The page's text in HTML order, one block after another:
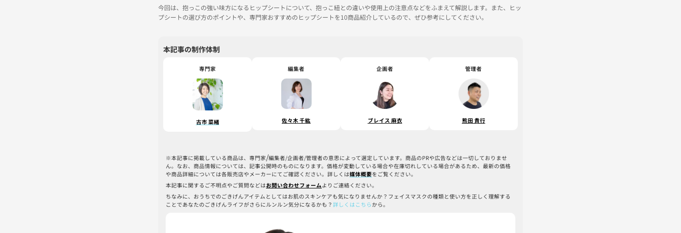
今回は、抱っこの強い味方になるヒップシートについて、抱っこ紐との違いや使用上の注意点などをふまえて解説します。また、ヒッ
プシートの選び方のポイントや、専門家おすすめのヒップシートを10商品紹介しているので、ぜひ参考にしてください。
本記事の制作体制
専門家
古市 菜緒
編集者
佐々木 千紘
企画者
ブレイス 麻衣
管理者
熊田 貴行
※本記事に掲載している商品は、専門家/編集者/企画者/管理者の意思によって選定しています。商品のPRや広告などは一切しておりませ
ん。なお、商品情報については、記事公開時のものになります。価格が変動している場合や在庫切れしている場合があるため、最新の価格
や商品詳細については各販売店やメーカーにてご確認ください。詳しくは媒体概要をご覧ください。
本記事に関するご不明点やご質問などはお問い合わせフォームよりご連絡ください。
ちなみに、おうちでのごきげんアイテムとしてはお肌のスキンケアも気になりませんか？フェイスマスクの種類と使い方を正しく理解する
ことであなたのごきげんライフがさらにルンルン気分になるかも？ 詳しくはこちらから。